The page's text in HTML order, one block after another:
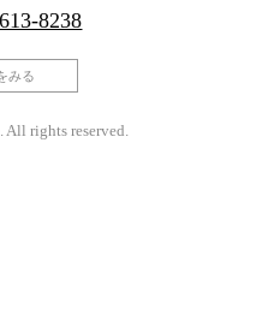
8238
みる
rights reserved.